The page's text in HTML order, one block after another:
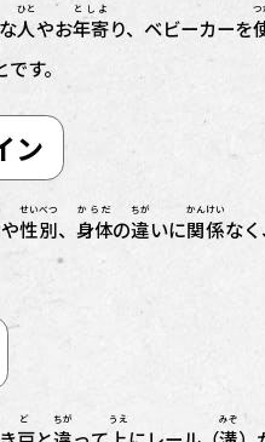
な人
ひと
やお年寄
としよ
り、ベビーカーを
つ
す。
ン
や性別
せいべつ
、 身体
からだ
の違
ちが
いに関係
かんけい
な
ひ ど ちが うえ みぞ